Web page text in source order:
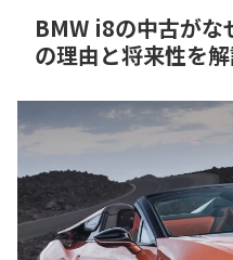
BMW i8の中古がな
の理由と将来性を